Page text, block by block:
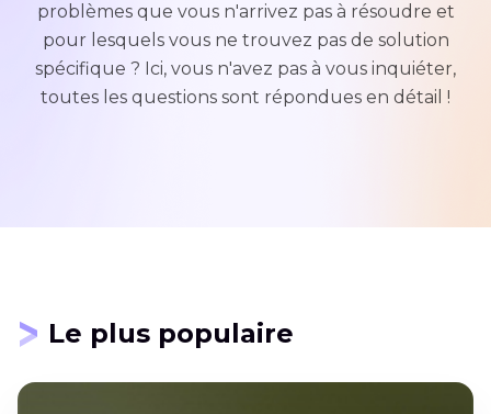
problèmes que vous n'arrivez pas à résoudre et
pour lesquels vous ne trouvez pas de solution
spécifique ? Ici, vous n'avez pas à vous inquiéter,
toutes les questions sont répondues en détail !
Le plus populaire